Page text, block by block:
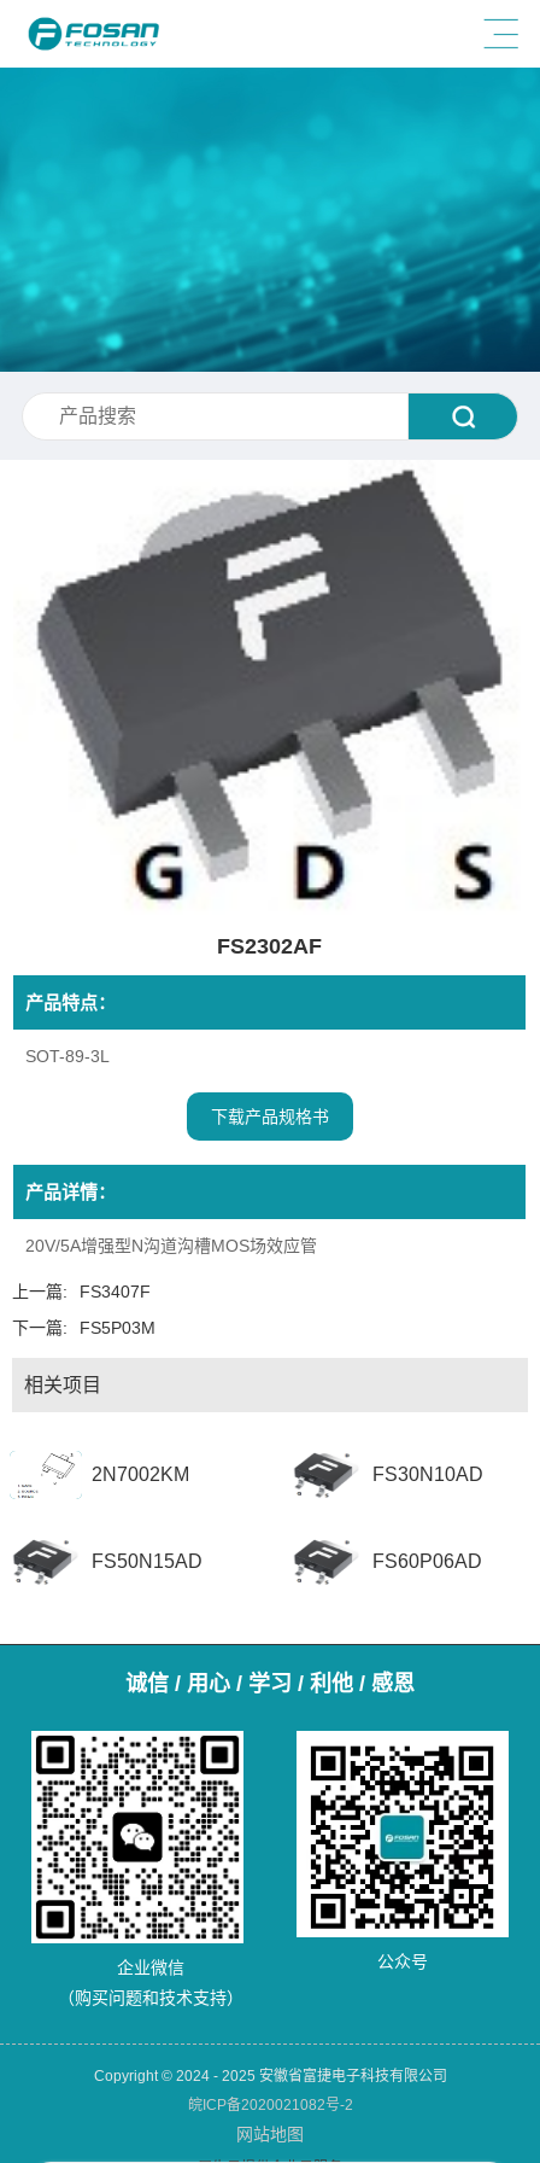
FS2302AF
产品特点：
SOT-89-3L
下载产品规格书
产品详情：
20V/5A增强型N沟道沟槽MOS场效应管
上一篇:
FS3407F
下一篇:
FS5P03M
相关项目
2N7002KM FS30N10AD
FS50N15AD FS60P06AD
诚信 / 用心 / 学习 / 利他 / 感恩
企业微信
（购买问题和技术支持）
公众号
Copyright © 2024 - 2025 安徽省富捷电子科技有限公司
皖ICP备2020021082号-2
网站地图